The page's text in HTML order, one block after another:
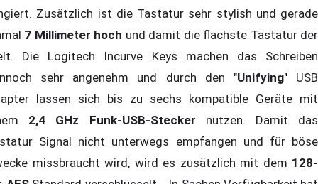
Zusätzlich ist die Tastatur sehr stylish und gerade
7 Millimeter hoch und damit die flachste Tastatur der
Die Logitech Incurve Keys machen das Schreiben
sehr angenehm und durch den "Unifying" USB
lassen sich bis zu sechs kompatible Geräte mit
2,4 GHz Funk-USB-Stecker nutzen. Damit das
Signal nicht unterwegs empfangen und für böse
missbraucht wird, wird es zusätzlich mit dem 128-